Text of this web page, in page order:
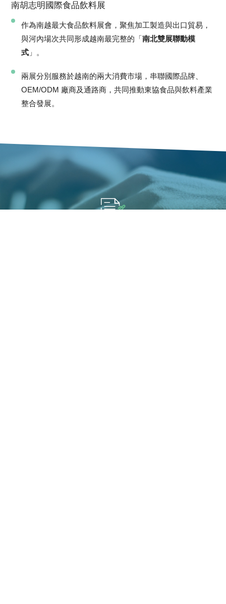
南胡志明國際食品飲料展
作為南越最大食品飲料展會，聚焦加工製造與出口貿易，
與河內場次共同形成越南最完整的「南北雙展聯動模
式 」。
兩展分別服務於越南的兩大消費市場，串聯國際品牌、
OEM/ODM 廠商及通路商，共同推動東協食品與飲料產業
整合發展。